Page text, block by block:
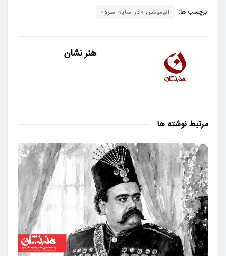
برچسب ها: انیمیشن «در سایه سرو»
هنر نشان
مرتبط نوشته ها